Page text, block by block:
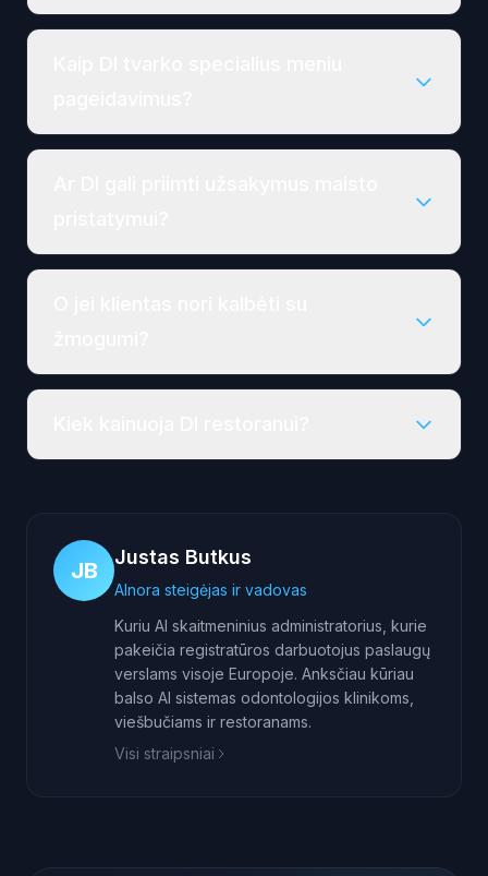
JB
Justas Butkus
AInora steigėjas ir vadovas
Kuriu AI skaitmeninius administratorius, kurie
pakeičia registratūros darbuotojus paslaugų
verslams visoje Europoje. Anksčiau kūriau
balso AI sistemas odontologijos klinikoms,
viešbučiams ir restoranams.
Visi straipsniai